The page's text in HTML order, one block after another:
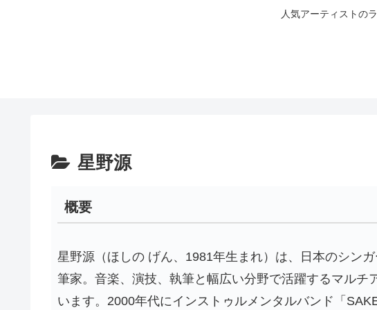
人気アーティストの
星野源
概要
星野源（ほしの げん、1981年生まれ）は、日本のシン
筆家。音楽、演技、執筆と幅広い分野で活躍するマルチ
います。2000年代にインストゥルメンタルバンド「